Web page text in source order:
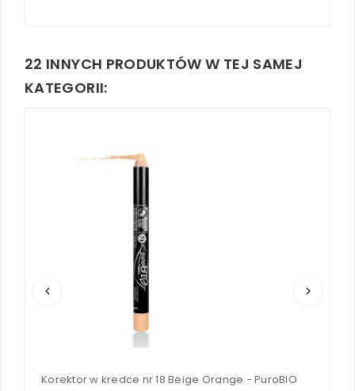
22 INNYCH PRODUKTÓW W TEJ SAMEJ
KATEGORII:
keyboard_arrow_left keyboard_arrow_right
Korektor w kredce nr 18 Beige Orange - PuroBIO